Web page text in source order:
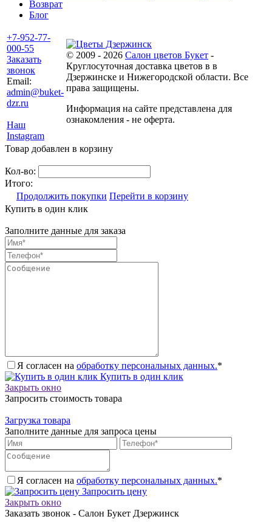
Возврат
Блог
+7-952-77-
000-55
Заказать
звонок
Email:
admin@buket-
dzr.ru
Наш
Instagram
© 2009 - 2026 Салон цветов Букет -
Круглосуточная доставка цветов в в
Дзержинске и Нижегородской области. Все
права защищены.
Информация на сайте представлена для
ознакомления - не оферта.
Товар добавлен в корзину
Кол-во:
Итого:
Продолжить покупки Перейти в корзину
Купить в один клик
Заполните данные для заказа
Я согласен на обработку персональных данных.*
Купить в один клик
Закрыть окно
Запросить стоимость товара
Загрузка товара
Заполните данные для запроса цены
Я согласен на обработку персональных данных.*
Запросить цену
Закрыть окно
Заказать звонок - Салон Букет Дзержинск